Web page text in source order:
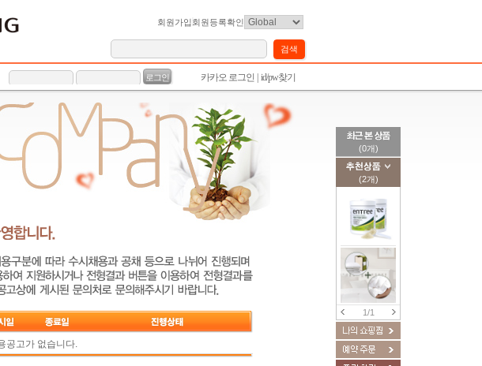
회원가입회원등록확인
공고가 없습니다.
(0개)
(2개)
1/1